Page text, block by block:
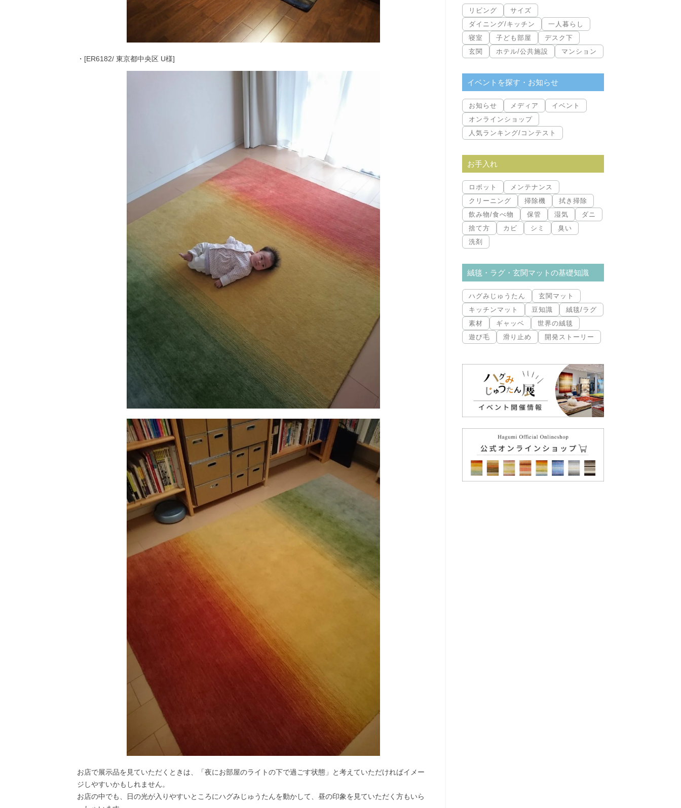
・[ER6182/ 東京都中央区 U様]
お店で展示品を見ていただくときは、「夜にお部屋のライトの下で過ごす状態」と考えていただければイメー
ジしやすいかもしれません。
お店の中でも、日の光が入りやすいところにハグみじゅうたんを動かして、昼の印象を見ていただく方もいら
リビング
サイズ
ダイニング/キッチン
一人暮らし
寝室
子ども部屋
デスク下
玄関
ホテル/公共施設 マンション
イベントを探す・お知らせ
お知らせ メディア
イベント
オンラインショップ
人気ランキング/コンテスト
お手入れ
ロボット
メンテナンス
クリーニング
掃除機
拭き掃除
飲み物/食べ物
保管 湿気
ダニ
捨て方
カビ シミ
臭い
洗剤
絨毯・ラグ・玄関マットの基礎知識
ハグみじゅうたん
玄関マット
キッチンマット
豆知識
絨毯/ラグ
素材
ギャッベ
世界の絨毯
遊び毛
滑り止め 開発ストーリー